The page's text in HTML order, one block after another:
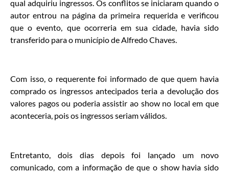
qual adquiriu ingressos. Os conflitos se iniciaram quando o
autor entrou na página da primeira requerida e verificou
que o evento, que ocorreria em sua cidade, havia sido
transferido para o município de Alfredo Chaves.
Com isso, o requerente foi informado de que quem havia
comprado os ingressos antecipados teria a devolução dos
valores pagos ou poderia assistir ao show no local em que
aconteceria, pois os ingressos seriam válidos.
Entretanto, dois dias depois foi lançado um novo
comunicado, com a informação de que o show havia sido